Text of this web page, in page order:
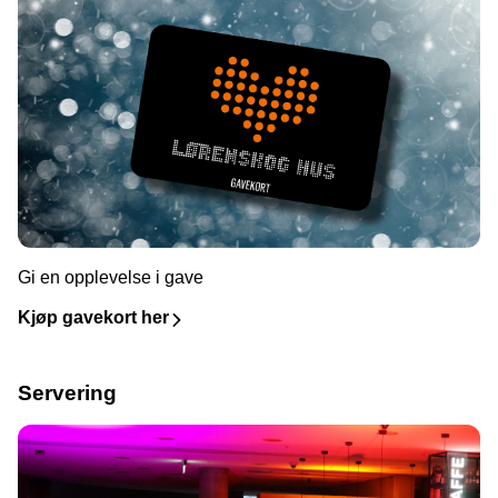
Gi en opplevelse i gave
Kjøp gavekort her
Servering